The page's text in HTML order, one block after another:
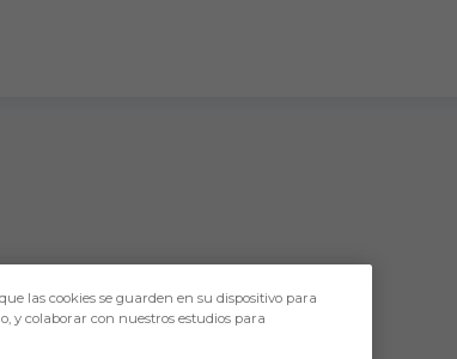
las cookies se guarden en su dispositivo para
y colaborar con nuestros estudios para